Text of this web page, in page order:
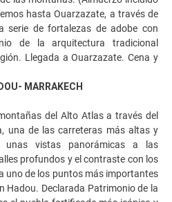
hasta Ouarzazate, a través de
serie de fortalezas de adobe con
de la arquitectura tradicional
Llegada a Ouarzazate. Cena y
MARRAKECH
del Alto Atlas a través del
una de las carreteras más altas y
unas vistas panorámicas a las
profundos y el contraste con los
uno de los puntos más importantes
Hadou. Declarada Patrimonio de la